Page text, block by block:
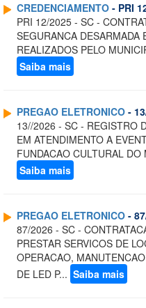
CREDENCIAMENTO - PRI
PRI 12/2025 - SC -
SEGURANCA DESARMADA
REALIZADOS PELO
Saiba mais
PREGAO ELETRONICO -
13//2026 - SC - REGISTRO
EM ATENDIMENTO A
FUNDACAO CULTURAL
Saiba mais
PREGAO ELETRONICO -
87/2026 - SC -
PRESTAR SERVICOS DE
OPERACAO,
DE LED P... Saiba mais